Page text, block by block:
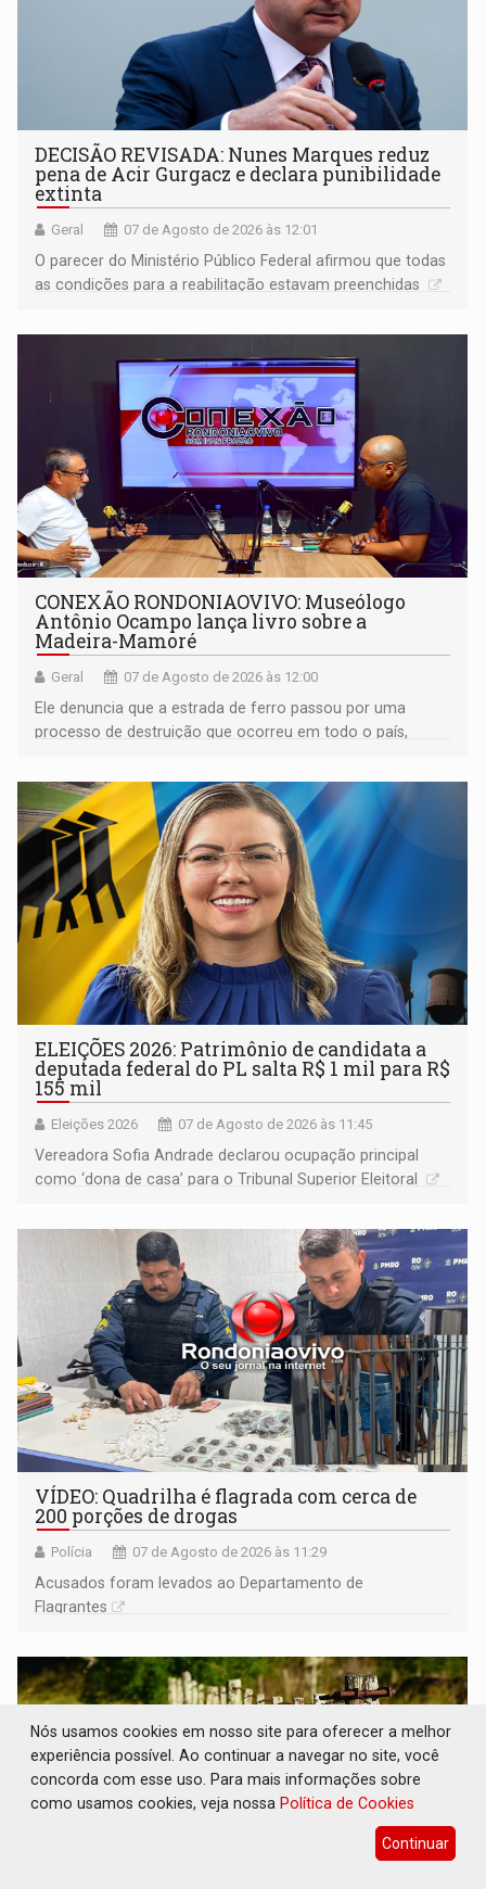
DECISÃO REVISADA: Nunes Marques reduz
pena de Acir Gurgacz e declara punibilidade
extinta
Geral 07 de Agosto de 2026 às 12:01
O parecer do Ministério Público Federal afirmou que todas
as condições para a reabilitação estavam preenchidas
CONEXÃO RONDONIAOVIVO: Museólogo
Antônio Ocampo lança livro sobre a
Madeira-Mamoré
Geral 07 de Agosto de 2026 às 12:00
Ele denuncia que a estrada de ferro passou por uma
processo de destruição que ocorreu em todo o país,
ELEIÇÕES 2026: Patrimônio de candidata a
deputada federal do PL salta R$ 1 mil para R$
155 mil
Eleições 2026 07 de Agosto de 2026 às 11:45
Vereadora Sofia Andrade declarou ocupação principal
como ‘dona de casa’ para o Tribunal Superior Eleitoral
VÍDEO: Quadrilha é flagrada com cerca de
200 porções de drogas
Polícia 07 de Agosto de 2026 às 11:29
Acusados foram levados ao Departamento de
Flagrantes
Nós usamos cookies em nosso site para oferecer a melhor
experiência possível. Ao continuar a navegar no site, você
concorda com esse uso. Para mais informações sobre
como usamos cookies, veja nossa Política de Cookies
Continuar